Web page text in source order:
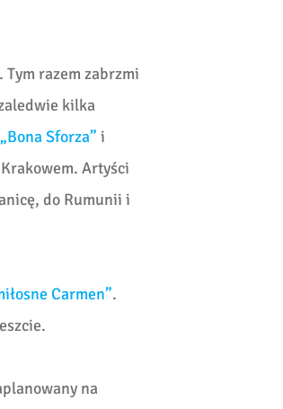
razem zabrzmi
kilka
„Bona Sforza” i
Artyści
do Rumunii i
Carmen”.
na